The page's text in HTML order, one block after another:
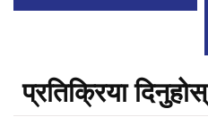
प्रतिक्रिया दिनुहोस्